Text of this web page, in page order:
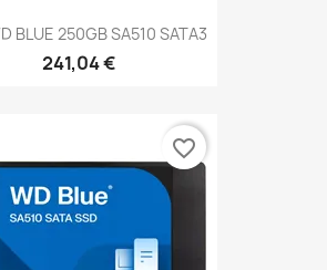
BLUE 250GB SA510 SATA3
241,04 €
favorite_border